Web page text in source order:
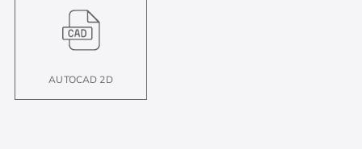
AUTOCAD 2D